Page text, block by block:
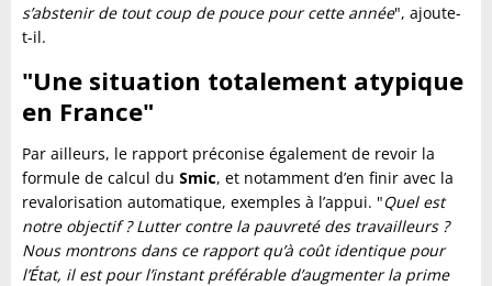
s’abstenir de tout coup de pouce pour cette année", ajoute-
t-il.
"Une situation totalement atypique
en France"
Par ailleurs, le rapport préconise également de revoir la
formule de calcul du Smic, et notamment d’en finir avec la
revalorisation automatique, exemples à l’appui. "Quel est
notre objectif ? Lutter contre la pauvreté des travailleurs ?
Nous montrons dans ce rapport qu’à coût identique pour
l’État, il est pour l’instant préférable d’augmenter la prime